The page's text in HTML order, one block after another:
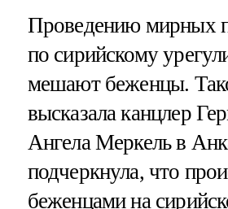
Проведению мирных
по сирийскому
мешают беженцы.
высказала канцлер
Ангела Меркель в
подчеркнула, что
беженцами на